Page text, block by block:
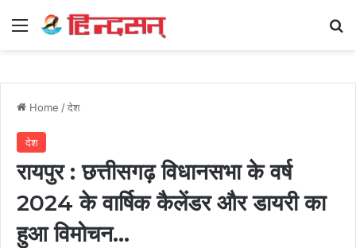
Menu
Home /देश
देश
रायपुर : छत्तीसगढ़ विधानसभा के वर्ष
2024 के वार्षिक कैलेंडर और डायरी का
हुआ विमोचन…